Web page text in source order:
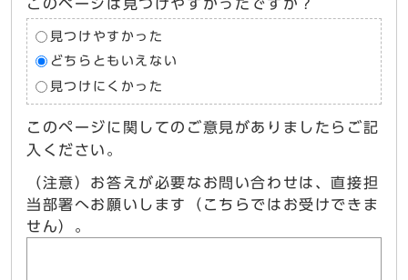
このページは見つけやすかったですか？
見つけやすかった
どちらともいえない
見つけにくかった
このページに関してのご意見がありましたらご記
入ください。
（注意）お答えが必要なお問い合わせは、直接担
当部署へお願いします（こちらではお受けできま
せん）。